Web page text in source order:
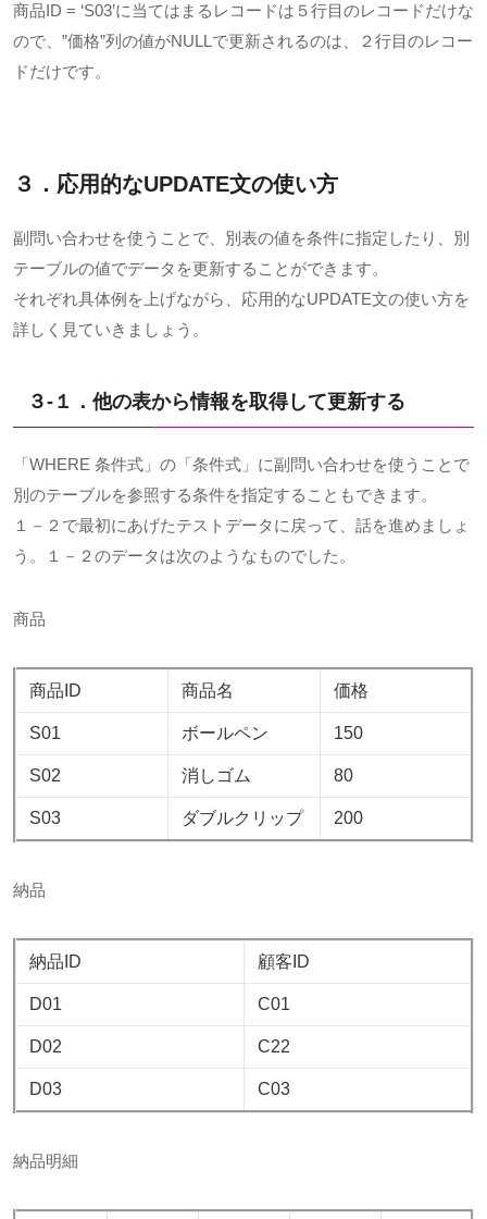
商品ID = ‘S03’に当てはまるレコードは５行目のレコードだけな
ので、”価格”列の値がNULLで更新されるのは、２行目のレコー
ドだけです。
３．応用的なUPDATE文の使い方
副問い合わせを使うことで、別表の値を条件に指定したり、別
テーブルの値でデータを更新することができます。
それぞれ具体例を上げながら、応用的なUPDATE文の使い方を
詳しく見ていきましょう。
３-１．他の表から情報を取得して更新する
「WHERE 条件式」の「条件式」に副問い合わせを使うことで
別のテーブルを参照する条件を指定することもできます。
１－２で最初にあげたテストデータに戻って、話を進めましょ
う。１－２のデータは次のようなものでした。
商品
商品ID 商品名 価格
S01 ボールペン 150
S02 消しゴム 80
S03 ダブルクリップ 200
納品
納品ID 顧客ID
D01 C01
D02 C22
D03 C03
納品明細